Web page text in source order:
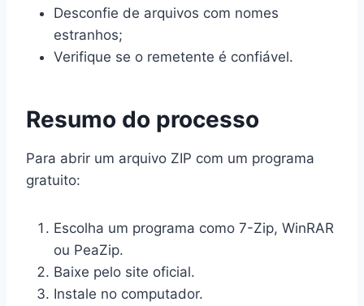
Desconfie de arquivos com nomes
estranhos;
Verifique se o remetente é confiável.
Resumo do processo
Para abrir um arquivo ZIP com um programa
gratuito:
Escolha um programa como 7-Zip, WinRAR
ou PeaZip.
Baixe pelo site oficial.
Instale no computador.